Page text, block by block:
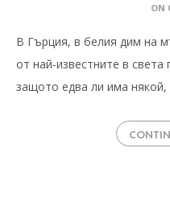
ON
В Гърция, в белия дим на
от най-известните в
защото едва ли има